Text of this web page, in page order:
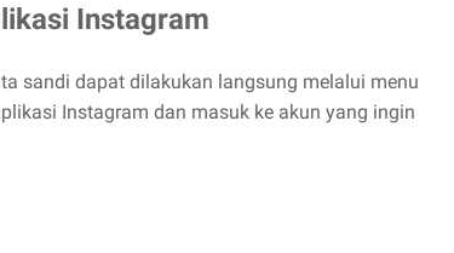
Instagram
sandi dapat dilakukan langsung melalui menu
Instagram dan masuk ke akun yang ingin